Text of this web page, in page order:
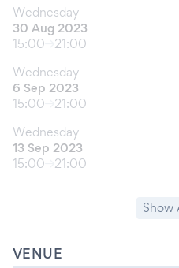
Wednesday
30 Aug 2023
15:00
21:00
Wednesday
6 Sep 2023
15:00
21:00
Wednesday
13 Sep 2023
15:00
21:00
Show
VENUE